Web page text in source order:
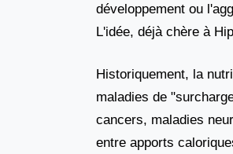
développement ou
L'idée, déjà chère à
Historiquement, la
maladies de
cancers, maladies
entre apports